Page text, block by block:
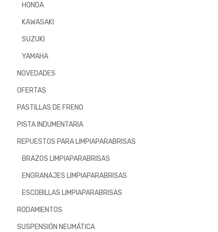
HONDA
KAWASAKI
SUZUKI
YAMAHA
NOVEDADES
OFERTAS
PASTILLAS DE FRENO
PISTA INDUMENTARIA
REPUESTOS PARA LIMPIAPARABRISAS
BRAZOS LIMPIAPARABRISAS
ENGRANAJES LIMPIAPARABRISAS
ESCOBILLAS LIMPIAPARABRISAS
RODAMIENTOS
SUSPENSIÓN NEUMÁTICA